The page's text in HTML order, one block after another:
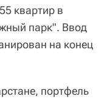
квартир в
парк". Ввод
на конец
портфель